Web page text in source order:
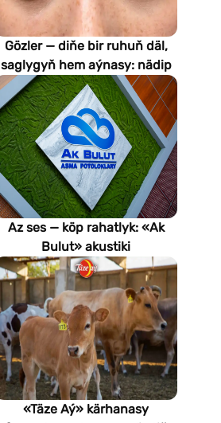
Gözler — diňe bir ruhuň däl,
saglygyň hem aýnasy: nädip
emeli aň keselleri suratlar
arkaly anyklaýar?
Az ses — köp rahatlyk: «Ak
Bulut» akustiki
potoloklarynyň
artykmaçlyklary
«Täze Aý» kärhanasy